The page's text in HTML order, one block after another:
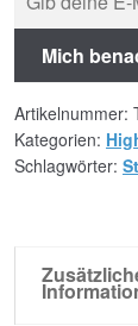
Mich
Artikelnummer:
Kategorien:
Schlagwörter: